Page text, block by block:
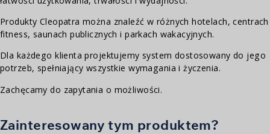
Produkty Cleopatra można znaleźć w różnych hotelach, centrach
fitness, saunach publicznych i parkach wakacyjnych.
Dla każdego klienta projektujemy system dostosowany do jego
potrzeb, spełniający wszystkie wymagania i życzenia.
Zachęcamy do zapytania o możliwości.
Zainteresowany tym produktem?